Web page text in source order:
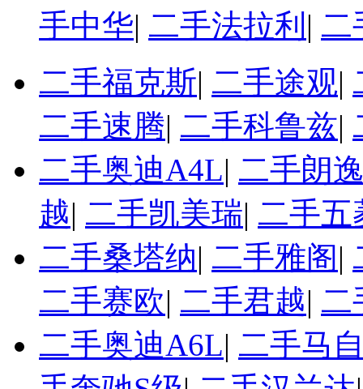
手中华| 二手法拉利 | 二
二手福克斯| 二手途观|
二手速腾| 二手科鲁兹|
二手奥迪A4L| 二手朗
越| 二手凯美瑞| 二手五
二手桑塔纳| 二手雅阁|
二手赛欧| 二手君越| 二
二手奥迪A6L| 二手马